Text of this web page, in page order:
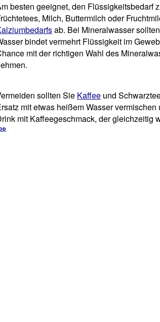
besten geeignet, den Flüssigkeitsbedarf
Milch, Buttermilch oder
ab. Bei Mineralwasser
bindet vermehrt Flüssigkeit im
mit der richtigen Wahl des
sollten Sie Kaffee und
mit etwas heißem Wasser
mit Kaffeegeschmack, der gleichzeitig